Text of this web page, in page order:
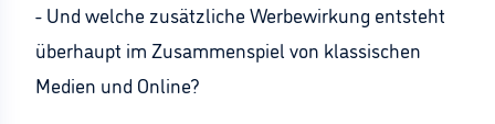
- Und welche zusätzliche Werbewirkung entsteht
überhaupt im Zusammenspiel von klassischen
Medien und Online?